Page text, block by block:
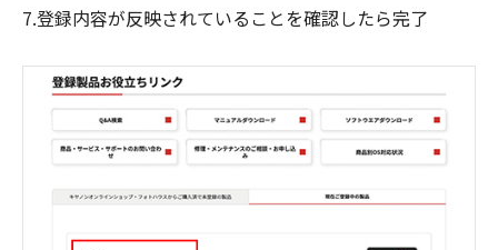
7.登録内容が反映されていることを確認したら完了